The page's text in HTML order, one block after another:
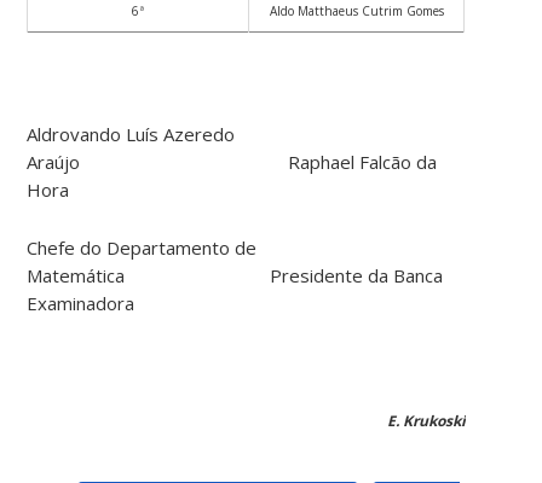
6ª Aldo Matthaeus Cutrim Gomes
Aldrovando Luís Azeredo
Araújo Raphael Falcão da
Hora
Chefe do Departamento de
Matemática Presidente da Banca
Examinadora
E. Krukoski